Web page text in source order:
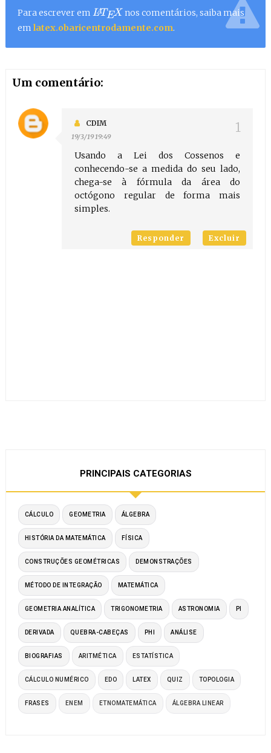
Para escrever em LATEX nos comentários, saiba mais
em latex.obaricentrodamente.com.
Um comentário:
CDIM
19/3/19 19:49
Usando a Lei dos Cossenos e
conhecendo-se a medida do seu lado,
chega-se à fórmula da área do
octógono regular de forma mais
simples.
Responder Excluir
PRINCIPAIS CATEGORIAS
CÁLCULO GEOMETRIA ÁLGEBRA
HISTÓRIA DA MATEMÁTICA FÍSICA
CONSTRUÇÕES GEOMÉTRICAS DEMONSTRAÇÕES
MÉTODO DE INTEGRAÇÃO MATEMÁTICA
GEOMETRIA ANALÍTICA TRIGONOMETRIA ASTRONOMIA PI
DERIVADA QUEBRA-CABEÇAS PHI ANÁLISE
BIOGRAFIAS ARITMÉTICA ESTATÍSTICA
CÁLCULO NUMÉRICO EDO LATEX QUIZ TOPOLOGIA
FRASES ENEM ETNOMATEMÁTICA ÁLGEBRA LINEAR